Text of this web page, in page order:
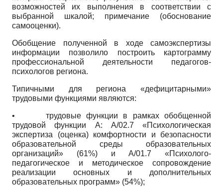
возможностей их выполнения в соответствии с
выбранной шкалой; примечание (обоснование
самооценки).
Обобщение полученной в ходе самоэкспертизы
информации позволило построить картограмму
профессиональной деятельности педагогов-
психологов региона.
Типичными для региона «дефицитарными»
трудовыми функциями являются:
• трудовые функции в рамках обобщенной
трудовой функции А: A/02.7 «Психологическая
экспертиза (оценка) комфортности и безопасности
образовательной среды образовательных
организаций» (61%) иA/01.7 «Психолого-
педагогическое и методическое сопровождение
реализации основных и дополнительных
образовательных программ» (54%);